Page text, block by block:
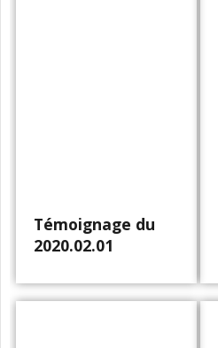
Témoignage du
2020.02.01